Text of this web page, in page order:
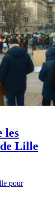
les
Lille
pour